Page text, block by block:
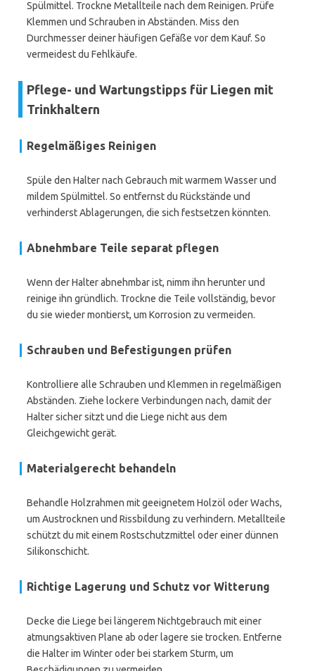
Spülmittel. Trockne Metallteile nach dem Reinigen. Prüfe
Klemmen und Schrauben in Abständen. Miss den
Durchmesser deiner häufigen Gefäße vor dem Kauf. So
vermeidest du Fehlkäufe.
Pflege- und Wartungstipps für Liegen mit
Trinkhaltern
Regelmäßiges Reinigen
Spüle den Halter nach Gebrauch mit warmem Wasser und
mildem Spülmittel. So entfernst du Rückstände und
verhinderst Ablagerungen, die sich festsetzen könnten.
Abnehmbare Teile separat pflegen
Wenn der Halter abnehmbar ist, nimm ihn herunter und
reinige ihn gründlich. Trockne die Teile vollständig, bevor
du sie wieder montierst, um Korrosion zu vermeiden.
Schrauben und Befestigungen prüfen
Kontrolliere alle Schrauben und Klemmen in regelmäßigen
Abständen. Ziehe lockere Verbindungen nach, damit der
Halter sicher sitzt und die Liege nicht aus dem
Gleichgewicht gerät.
Materialgerecht behandeln
Behandle Holzrahmen mit geeignetem Holzöl oder Wachs,
um Austrocknen und Rissbildung zu verhindern. Metallteile
schützt du mit einem Rostschutzmittel oder einer dünnen
Silikonschicht.
Richtige Lagerung und Schutz vor Witterung
Decke die Liege bei längerem Nichtgebrauch mit einer
atmungsaktiven Plane ab oder lagere sie trocken. Entferne
die Halter im Winter oder bei starkem Sturm, um